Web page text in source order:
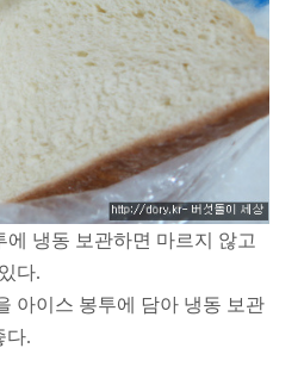
냉동 보관하면 마르지 않고
다.
아이스 봉투에 담아 냉동 보관
다.